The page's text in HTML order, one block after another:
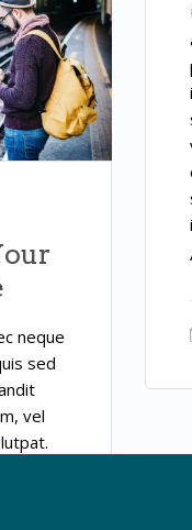
neque
sed
vel